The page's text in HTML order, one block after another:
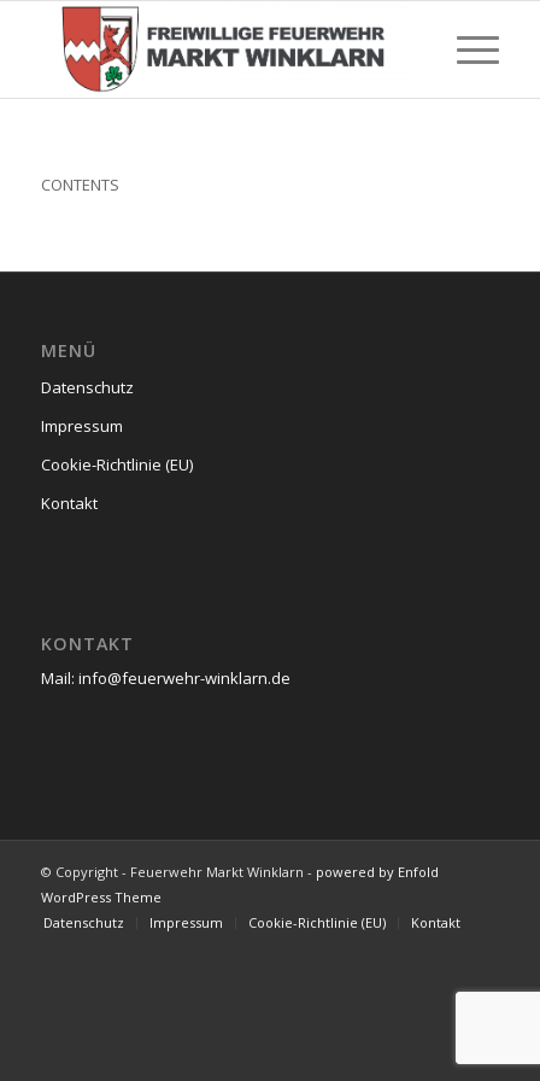
CONTENTS
MENÜ
Datenschutz
Impressum
Cookie-Richtlinie (EU)
Kontakt
KONTAKT
Mail: info@feuerwehr-winklarn.de
© Copyright - Feuerwehr Markt Winklarn - powered by Enfold
WordPress Theme
Datenschutz
Impressum Cookie-Richtlinie (EU) Kontakt